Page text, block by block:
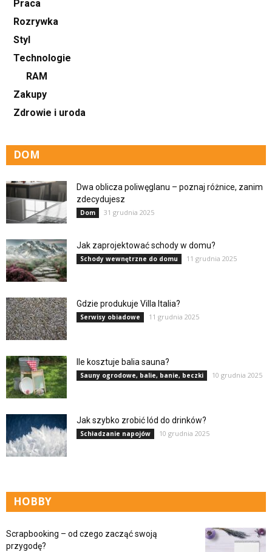
Praca
Rozrywka
Styl
Technologie
RAM
Zakupy
Zdrowie i uroda
DOM
Dwa oblicza poliwęglanu – poznaj różnice, zanim
zdecydujesz
Dom 31 grudnia 2025
Jak zaprojektować schody w domu?
Schody wewnętrzne do domu 11 grudnia 2025
Gdzie produkuje Villa Italia?
Serwisy obiadowe 11 grudnia 2025
Ile kosztuje balia sauna?
Sauny ogrodowe, balie, banie, beczki 10 grudnia 2025
Jak szybko zrobić lód do drinków?
Schładzanie napojów 10 grudnia 2025
HOBBY
Scrapbooking – od czego zacząć swoją
przygodę?